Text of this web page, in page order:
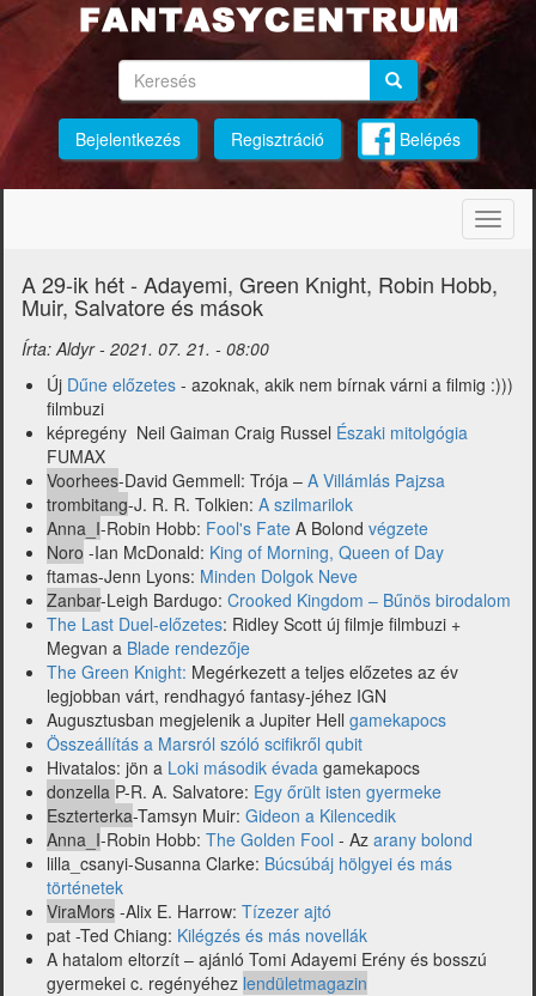
Ugrás
tartalomra
Keresés Keresés
Bejelentkezés Regisztráció Belépés
A 29-ik hét - Adayemi, Green Knight, Robin Hobb,
Muir, Salvatore és mások
Írta:Aldyr- 2021. 07. 21. - 08:00
Új Dűne előzetes - azoknak, akik nem bírnak várni a filmig :)))
filmbuzi
képregény Neil Gaiman Craig Russel Északi mitolgógia
FUMAX
Voorhees-David Gemmell: Trója – A Villámlás Pajzsa
trombitang-J. R. R. Tolkien: A szilmarilok
Anna_I-Robin Hobb: Fool's Fate A Bolond végzete
Noro -Ian McDonald: King of Morning, Queen of Day
ftamas-Jenn Lyons: Minden Dolgok Neve
Zanbar-Leigh Bardugo: Crooked Kingdom – Bűnös birodalom
The Last Duel-előzetes: Ridley Scott új filmje filmbuzi +
Megvan a Blade rendezője
The Green Knight: Megérkezett a teljes előzetes az év
legjobban várt, rendhagyó fantasy-jéhez IGN
Augusztusban megjelenik a Jupiter Hell gamekapocs
Összeállítás a Marsról szóló scifikről qubit
Hivatalos: jön a Loki második évada gamekapocs
donzella P-R. A. Salvatore: Egy őrült isten gyermeke
Eszterterka-Tamsyn Muir: Gideon a Kilencedik
Anna_I-Robin Hobb: The Golden Fool - Az arany bolond
lilla_csanyi-Susanna Clarke: Búcsúbáj hölgyei és más
történetek
ViraMors -Alix E. Harrow: Tízezer ajtó
pat -Ted Chiang: Kilégzés és más novellák
A hatalom eltorzít – ajánló Tomi Adayemi Erény és bosszú
gyermekei c. regényéhez lendületmagazin